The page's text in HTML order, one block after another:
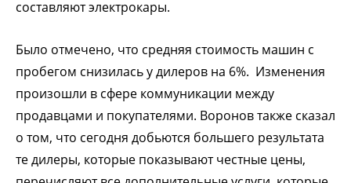
составляют электрокары.
Было отмечено, что средняя стоимость машин с
пробегом снизилась у дилеров на 6%. Изменения
произошли в сфере коммуникации между
продавцами и покупателями. Воронов также сказал
о том, что сегодня добьются большего результата
те дилеры, которые показывают честные цены,